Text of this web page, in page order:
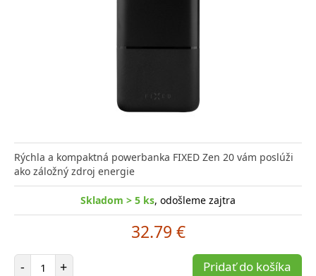
Rýchla a kompaktná powerbanka FIXED Zen 20 vám poslúži
ako záložný zdroj energie
Skladom > 5 ks, odošleme zajtra
32.79 €
- Počet položiek
+ Pridať do košíka